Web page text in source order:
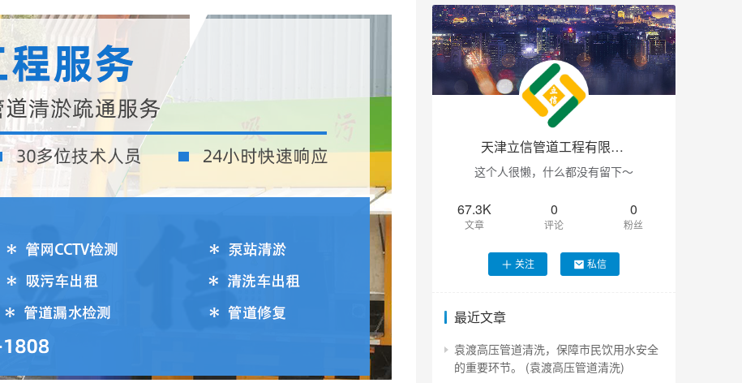
天津立信管道工程有限公司
这个人很懒，什么都没有留下～
67.3K
文章
0
评论
0
粉丝
关注 私信
最近文章
袁渡高压管道清洗，保障市民饮用水安全
的重要环节。 (袁渡高压管道清洗)